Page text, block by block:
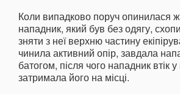
Коли випадково поруч опинилася
нападник, який був без одягу,
зняти з неї верхню частину
чинила активний опір, завдала
батогом, після чого нападник втік у
затримала його на місці.